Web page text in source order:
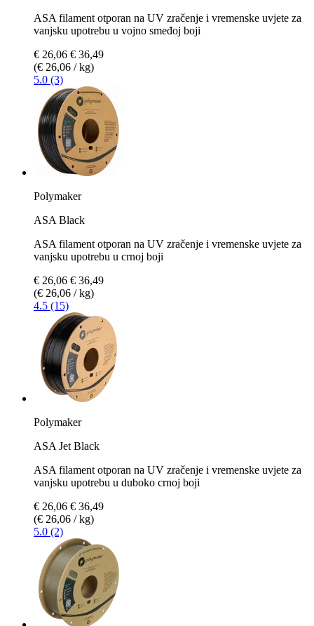
ASA filament otporan na UV zračenje i vremenske uvjete za
vanjsku upotrebu u vojno smeđoj boji
€ 26,06 € 36,49
(€ 26,06 / kg)
5.0 (3)
Polymaker
ASA Black
ASA filament otporan na UV zračenje i vremenske uvjete za
vanjsku upotrebu u crnoj boji
€ 26,06 € 36,49
(€ 26,06 / kg)
4.5 (15)
Polymaker
ASA Jet Black
ASA filament otporan na UV zračenje i vremenske uvjete za
vanjsku upotrebu u duboko crnoj boji
€ 26,06 € 36,49
(€ 26,06 / kg)
5.0 (2)